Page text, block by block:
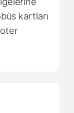
kartları